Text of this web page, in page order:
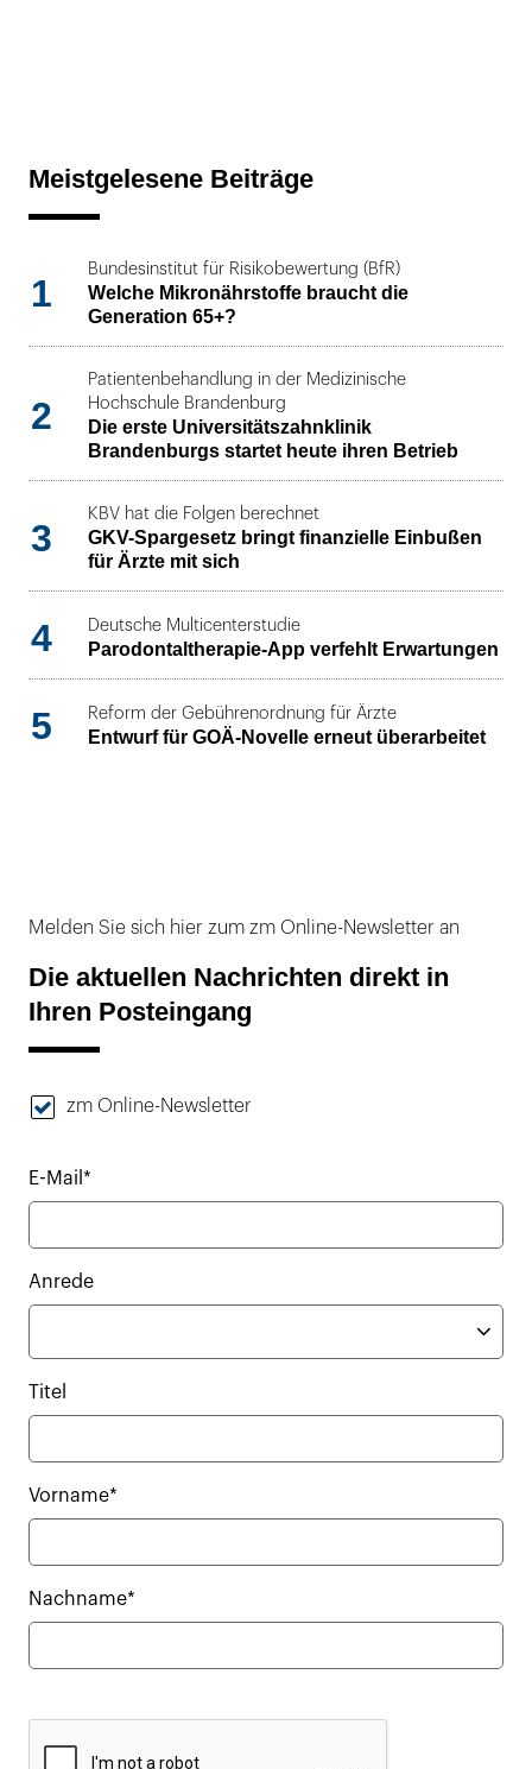
Meistgelesene Beiträge
1
Bundesinstitut für Risikobewertung (BfR)
Welche Mikronährstoffe braucht die
Generation 65+?
2
Patientenbehandlung in der Medizinische
Hochschule Brandenburg
Die erste Universitätszahnklinik
Brandenburgs startet heute ihren Betrieb
3
KBV hat die Folgen berechnet
GKV-Spargesetz bringt finanzielle Einbußen
für Ärzte mit sich
4 Deutsche Multicenterstudie
Parodontaltherapie-App verfehlt Erwartungen
5 Reform der Gebührenordnung für Ärzte
Entwurf für GOÄ-Novelle erneut überarbeitet
Melden Sie sich hier zum zm Online-Newsletter an
Die aktuellen Nachrichten direkt in
Ihren Posteingang
zm Online-Newsletter
E-Mail*
Anrede
Titel
Vorname*
Nachname*